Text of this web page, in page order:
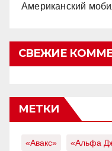
Американский
СВЕЖИЕ
МЕТКИ
«Авакс» «Альфа